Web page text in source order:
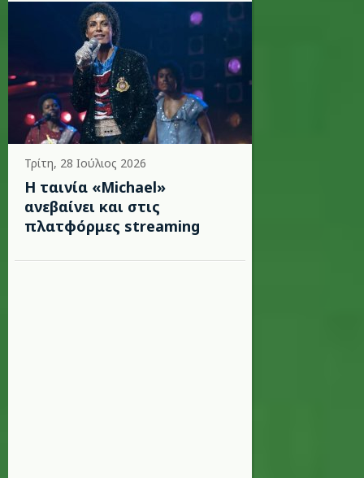
Τρίτη, 28 Ιούλιος 2026
Η ταινία «Michael»
ανεβαίνει και στις
πλατφόρμες streaming